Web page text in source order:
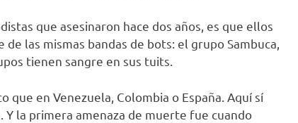
que asesinaron hace dos años, es que ellos
las mismas bandas de bots: el grupo Sambuca,
tienen sangre en sus tuits.
en Venezuela, Colombia o España. Aquí sí
la primera amenaza de muerte fue cuando